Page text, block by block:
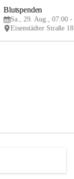
Blutspenden
Sa., 29. Aug., 07:00 -